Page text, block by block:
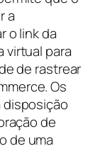
a
o link da
virtual para
de rastrear
Os
disposição
de
de uma